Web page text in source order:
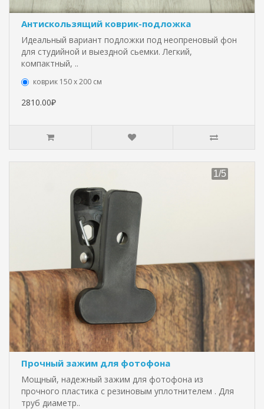
Антискользящий коврик-подложка
Идеальный вариант подложки под неопреновый фон
для студийной и выездной сьемки. Легкий,
компактный, ..
коврик 150 х 200 см
2810.00₽
Прочный зажим для фотофона
Мощный, надежный зажим для фотофона из
прочного пластика с резиновым уплотнителем . Для
труб диаметр..